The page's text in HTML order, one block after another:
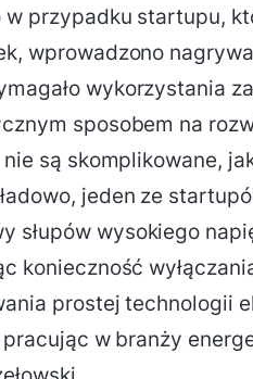
w przypadku startupu,
wprowadzono
wykorzystania
sposobem na
są skomplikowane,
jeden ze
słupów wysokiego
konieczność
prostej technologii
pracując w branży